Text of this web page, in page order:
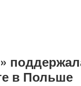
в Польше